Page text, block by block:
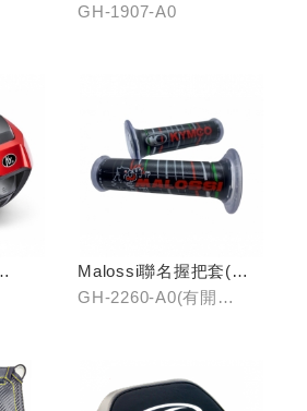
GH-1907-A0
Malossi聯名握把套(有
開口)/(無開口)
GH-2260-A0(有開